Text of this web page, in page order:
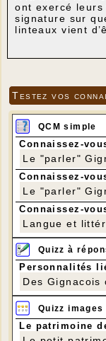
ont exercé
signature sur
linteaux vient
disparu à
spécialisés,
Ce
œuvre de sa
« An de grâce
latin du
A
A gauche, le
Testez vos
QCM simple
Connaissez-
Le "parler"
Connaissez-
Le "parler"
Connaissez-
Langue et
Quizz à
Personnalités
Des Gignacois
Quizz images
Le patrimoine